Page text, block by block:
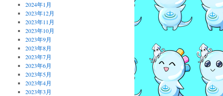
2024年1月
2023年12月
2023年11月
2023年10月
2023年9月
2023年8月
2023年7月
2023年6月
2023年5月
2023年4月
2023年3月